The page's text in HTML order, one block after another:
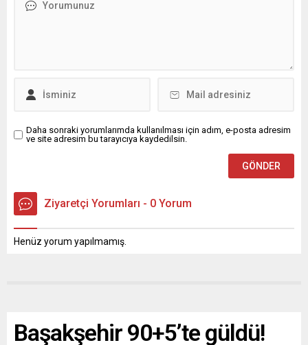
Daha sonraki yorumlarımda kullanılması için adım, e-posta adresim
ve site adresim bu tarayıcıya kaydedilsin.
Ziyaretçi Yorumları - 0 Yorum
Henüz yorum yapılmamış.
Başakşehir 90+5’te güldü!